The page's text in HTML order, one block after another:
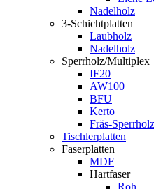
Nadelholz
3-Schichtplatten
Laubholz
Nadelholz
Sperrholz/Multiplex
IF20
AW100
BFU
Kerto
Fräs-Sperrholz
Tischlerplatten
Faserplatten
MDF
Hartfaser